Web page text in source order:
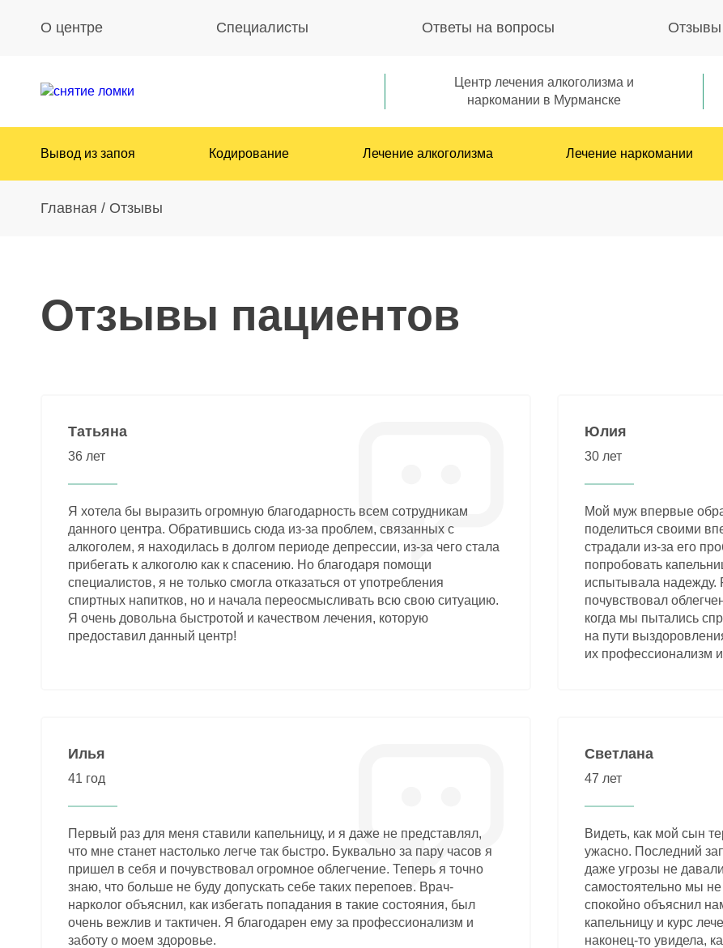
О центре Специалисты Ответы на вопросы Отзывы
Центр лечения алкоголизма и
наркомании в Мурманске
Вывод из запоя Кодирование Лечение алкоголизма Лечение наркомании
Главная / Отзывы
Отзывы пациентов
Татьяна
36 лет
Я хотела бы выразить огромную благодарность всем сотрудникам
данного центра. Обратившись сюда из-за проблем, связанных с
алкоголем, я находилась в долгом периоде депрессии, из-за чего стала
прибегать к алкоголю как к спасению. Но благодаря помощи
специалистов, я не только смогла отказаться от употребления
спиртных напитков, но и начала переосмысливать всю свою ситуацию.
Я очень довольна быстротой и качеством лечения, которую
предоставил данный центр!
Юлия
30 лет
Мой муж впервые
поделиться своими
страдали из-за его
попробовать
испытывала надежду.
почувствовал
когда мы пытались
на пути
их профессионализм
Илья
41 год
Первый раз для меня ставили капельницу, и я даже не представлял,
что мне станет настолько легче так быстро. Буквально за пару часов я
пришел в себя и почувствовал огромное облегчение. Теперь я точно
знаю, что больше не буду допускать себе таких перепоев. Врач-
нарколог объяснил, как избегать попадания в такие состояния, был
очень вежлив и тактичен. Я благодарен ему за профессионализм и
заботу о моем здоровье.
Светлана
47 лет
Видеть, как мой сын
ужасно. Последний
даже угрозы не
самостоятельно мы
спокойно объяснил
капельницу и курс
наконец-то увидела,